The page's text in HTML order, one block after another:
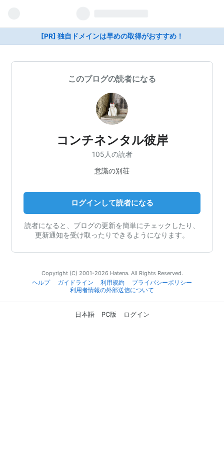
[PR] 独自ドメインは早めの取得がおすすめ！
このブログの読者になる
コンチネンタル彼岸
105人の読者
意識の別荘
ログインして読者になる
読者になると、ブログの更新を簡単にチェックしたり、
更新通知を受け取ったりできるようになります。
Copyright (C) 2001-2026 Hatena. All Rights Reserved.
ヘルプ
ガイドライン 利用規約
プライバシーポリシー
利用者情報の外部送信について
日本語 PC版 ログイン